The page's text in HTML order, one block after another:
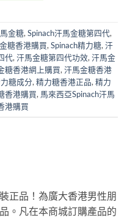
金糖, Spinach汗馬金糖第四代,
糖香港購買, Spinach精力糖, 汗
代, 汗馬金糖第四代功效, 汗馬金
糖香港網上購買, 汗馬金糖香港
糖成分, 精力糖香港正品, 精力
香港購買, 馬來西亞Spinach汗馬
港購買
正品！為廣大香港男性朋
。凡在本商城訂購產品的